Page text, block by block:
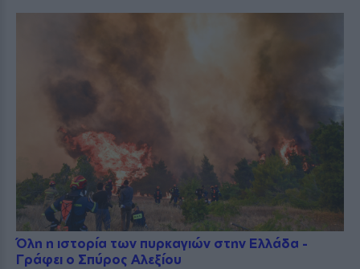
Όλη η ιστορία των πυρκαγιών στην Ελλάδα -
Γράφει ο Σπύρος Αλεξίου